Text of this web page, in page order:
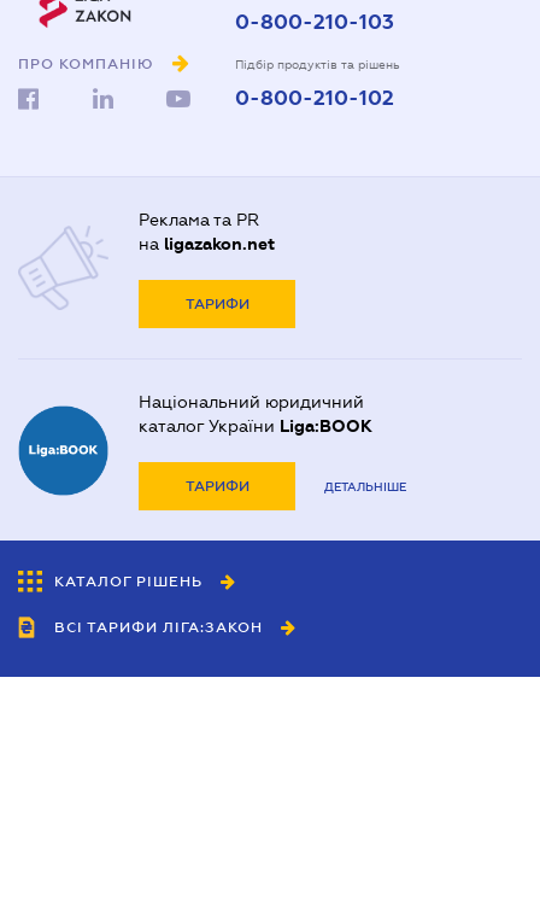
ПРО КОМПАНІЮ
0-800-210-103
Підбір продуктів та рішень
0-800-210-102
Реклама та PR
на ligazakon.net
ТАРИФИ
Національний юридичний
каталог України Liga:BOOK
ТАРИФИ ДЕТАЛЬНІШЕ
КАТАЛОГ РІШЕНЬ
ВСІ ТАРИФИ ЛІГА:ЗАКОН